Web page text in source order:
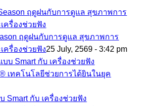
ฤดูฝนกับการดูแล สุขภาพการ
ครื่องช่วยฟัง25 July, 2569 - 3:42 pm
Smart กับ เครื่องช่วยฟัง